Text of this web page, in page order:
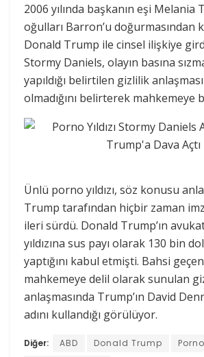
2006 yılında başkanın eşi Melania
oğulları Barron’u doğurmasından
Donald Trump ile cinsel ilişkiye
Stormy Daniels, olayın basına
yapıldığı belirtilen gizlilik
olmadığını belirterek mahkemeye
Ünlü porno yıldızı, söz konusu
Trump tarafından hiçbir zaman
ileri sürdü. Donald Trump’ın
yıldızına sus payı olarak 130 bin
yaptığını kabul etmişti. Bahsi
mahkemeye delil olarak sunulan
anlaşmasında Trump’ın David
adını kullandığı görülüyor.
Diğer: ABD Donald Trump
Porno